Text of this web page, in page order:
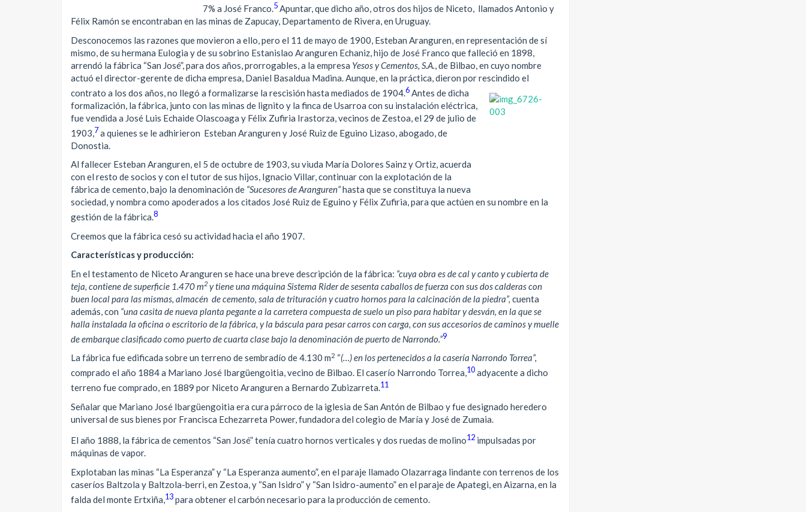
7% a José Franco.5Apuntar, que dicho año, otros dos hijos de Niceto, llamados Antonio y
Félix Ramón se encontraban en las minas de Zapucay, Departamento de Rivera, en Uruguay.
Desconocemos las razones que movieron a ello, pero el 11 de mayo de 1900, Esteban Aranguren, en representación de sí
mismo, de su hermana Eulogia y de su sobrino Estanislao Aranguren Echaniz, hijo de José Franco que falleció en 1898,
arrendó la fábrica “San José”, para dos años, prorrogables, a la empresa Yesos y Cementos, S.A., de Bilbao, en cuyo nombre
actuó el director-gerente de dicha empresa, Daniel Basaldua Madina. Aunque, en la práctica, dieron por rescindido el
contrato a los dos años, no llegó a formalizarse la rescisión hasta mediados de 1904.6Antes de dicha
formalización, la fábrica, junto con las minas de lignito y la finca de Usarroa con su instalación eléctrica,
fue vendida a José Luis Echaide Olascoaga y Félix Zufiria Irastorza, vecinos de Zestoa, el 29 de julio de
1903,7a quienes se le adhirieron Esteban Aranguren y José Ruiz de Eguino Lizaso, abogado, de
Donostia.
Al fallecer Esteban Aranguren, el 5 de octubre de 1903, su viuda María Dolores Sainz y Ortiz, acuerda
con el resto de socios y con el tutor de sus hijos, Ignacio Villar, continuar con la explotación de la
fábrica de cemento, bajo la denominación de “Sucesores de Aranguren”hasta que se constituya la nueva
sociedad, y nombra como apoderados a los citados José Ruiz de Eguino y Félix Zufiria, para que actúen en su nombre en la
gestión de la fábrica.8
Creemos que la fábrica cesó su actividad hacia el año 1907.
Características y producción:
En el testamento de Niceto Aranguren se hace una breve descripción de la fábrica: “cuya obra es de cal y canto y cubierta de
teja, contiene de superficie 1.470 m2 y tiene una máquina Sistema Rider de sesenta caballos de fuerza con sus dos calderas con
buen local para las mismas, almacén de cemento, sala de trituración y cuatro hornos para la calcinación de la piedra”, cuenta
además, con “una casita de nueva planta pegante a la carretera compuesta de suelo un piso para habitar y desván, en la que se
halla instalada la oficina o escritorio de la fábrica, y la báscula para pesar carros con carga, con sus accesorios de caminos y muelle
de embarque clasificado como puerto de cuarta clase bajo la denominación de puerto de Narrondo.”9
La fábrica fue edificada sobre un terreno de sembradío de 4.130 m2 “(…) en los pertenecidos a la casería Narrondo Torrea”,
comprado el año 1884 a Mariano José Ibargüengoitia, vecino de Bilbao. El caserío Narrondo Torrea,10adyacente a dicho
terreno fue comprado, en 1889 por Niceto Aranguren a Bernardo Zubizarreta.11
Señalar que Mariano José Ibargüengoitia era cura párroco de la iglesia de San Antón de Bilbao y fue designado heredero
universal de sus bienes por Francisca Echezarreta Power, fundadora del colegio de María y José de Zumaia.
El año 1888, la fábrica de cementos “San José” tenía cuatro hornos verticales y dos ruedas de molino12 impulsadas por
máquinas de vapor.
Explotaban las minas “La Esperanza” y “La Esperanza aumento”, en el paraje llamado Olazarraga lindante con terrenos de los
caseríos Baltzola y Baltzola-berri, en Zestoa, y “San Isidro” y “San Isidro-aumento” en el paraje de Apategi, en Aizarna, en la
falda del monte Ertxiña,13para obtener el carbón necesario para la producción de cemento.